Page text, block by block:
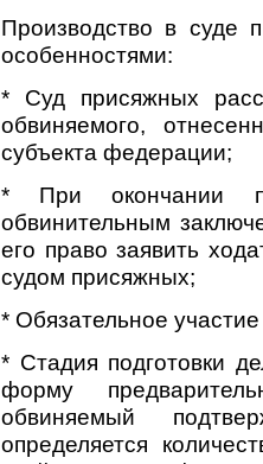
Производство в суде
особенностями:
* Суд присяжных
обвиняемого,
субъекта федерации;
* При окончании
обвинительным
его право заявить
судом присяжных;
* Обязательное
* Стадия подготовки
форму
обвиняемый
определяется